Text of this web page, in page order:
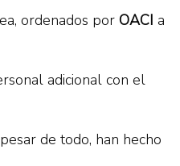
ordenados por OACI a
adicional con el
de todo, han hecho